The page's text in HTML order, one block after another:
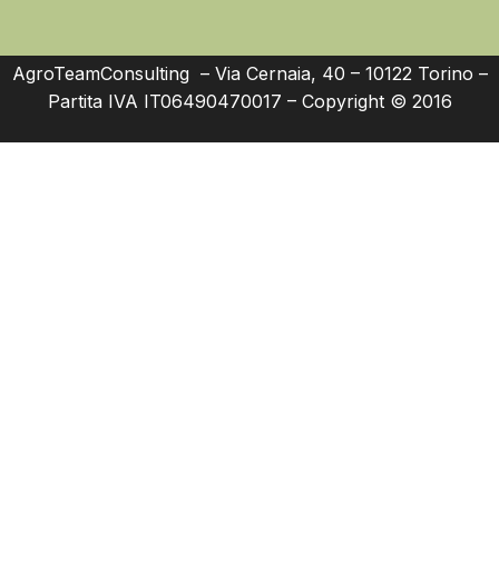
AgroTeamConsulting – Via Cernaia, 40 – 10122 Torino –
Partita IVA IT06490470017 – Copyright © 2016